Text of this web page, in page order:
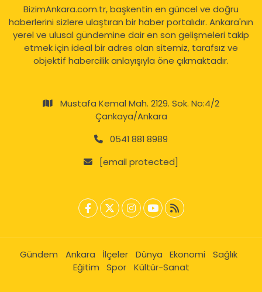
BizimAnkara.com.tr, başkentin en güncel ve doğru
haberlerini sizlere ulaştıran bir haber portalıdır. Ankara'nın
yerel ve ulusal gündemine dair en son gelişmeleri takip
etmek için ideal bir adres olan sitemiz, tarafsız ve
objektif habercilik anlayışıyla öne çıkmaktadır.
Mustafa Kemal Mah. 2129. Sok. No:4/2
Çankaya/Ankara
0541 881 8989
[email protected]
Gündem Ankara İlçeler Dünya Ekonomi
Sağlık
Eğitim
Spor Kültür-Sanat